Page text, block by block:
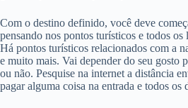
Com o destino definido, você deve
pensando nos pontos turísticos e todos
Há pontos turísticos relacionados com a
e muito mais. Vai depender do seu gosto
ou não. Pesquise na internet a distância
pagar alguma coisa na entrada e todos os